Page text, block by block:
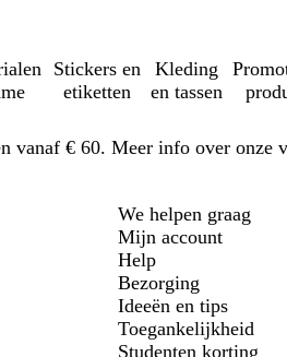
Stickers en
etiketten
Kleding
en tassen
vanaf € 60. Meer info over onze
We helpen graag
Mijn account
Help
Bezorging
Ideeën en tips
Toegankelijkheid
Studenten korting